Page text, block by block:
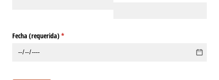
Fecha (requerida) *
(necesario)